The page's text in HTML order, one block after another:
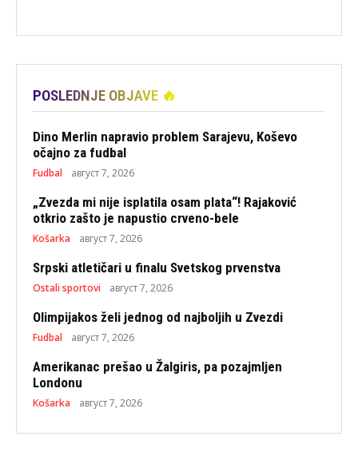
POSLEDNJE OBJAVE 🔥
Dino Merlin napravio problem Sarajevu, Koševo
očajno za fudbal
Fudbal август 7, 2026
„Zvezda mi nije isplatila osam plata“! Rajaković
otkrio zašto je napustio crveno-bele
Košarka август 7, 2026
Srpski atletičari u finalu Svetskog prvenstva
Ostali sportovi август 7, 2026
Olimpijakos želi jednog od najboljih u Zvezdi
Fudbal август 7, 2026
Amerikanac prešao u Žalgiris, pa pozajmljen
Londonu
Košarka август 7, 2026